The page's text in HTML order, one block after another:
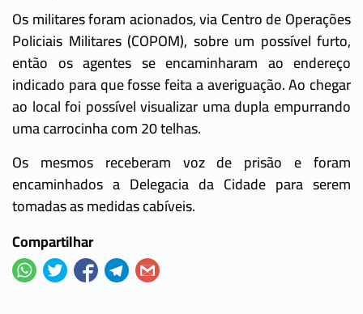
Os militares foram acionados, via Centro de Operações
Policiais Militares (COPOM), sobre um possível furto,
então os agentes se encaminharam ao endereço
indicado para que fosse feita a averiguação. Ao chegar
ao local foi possível visualizar uma dupla empurrando
uma carrocinha com 20 telhas.
Os mesmos receberam voz de prisão e foram
encaminhados a Delegacia da Cidade para serem
tomadas as medidas cabíveis.
Compartilhar